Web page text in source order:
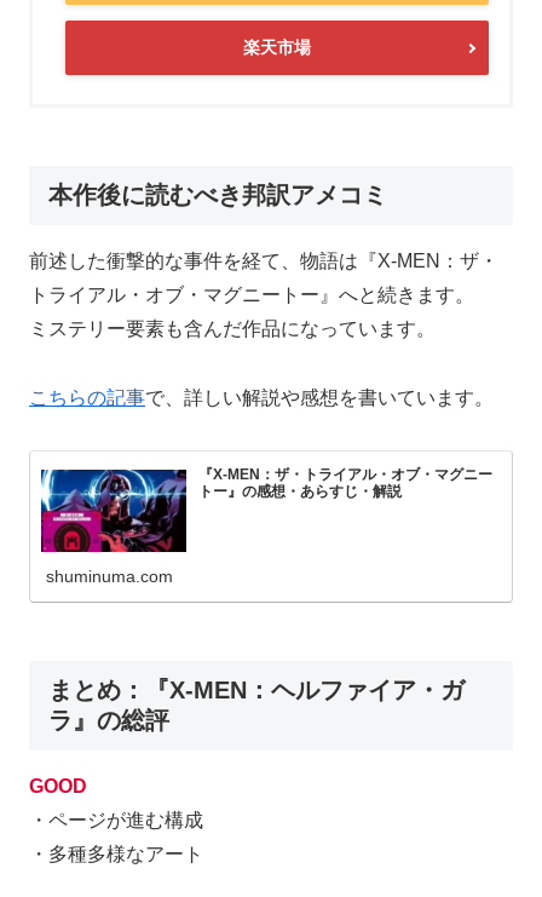
楽天市場
本作後に読むべき邦訳アメコミ
前述した衝撃的な事件を経て、物語は『X-MEN：ザ・
トライアル・オブ・マグニートー』へと続きます。
ミステリー要素も含んだ作品になっています。
こちらの記事で、詳しい解説や感想を書いています。
『X-MEN：ザ・トライアル・オブ・マグニー
トー』の感想・あらすじ・解説
shuminuma.com
まとめ：『X-MEN：ヘルファイア・ガ
ラ』の総評
GOOD
・ページが進む構成
・多種多様なアート